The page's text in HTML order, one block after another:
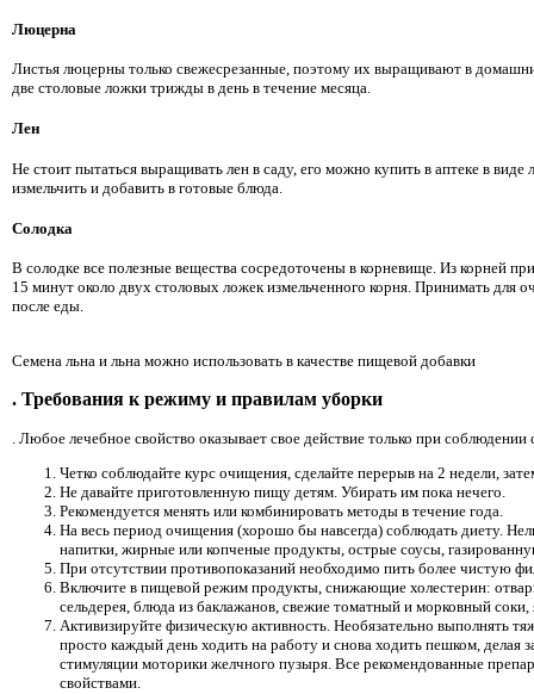
Люцерна
Листья люцерны только свежесрезанные, поэтому их выращивают в
две столовые ложки трижды в день в течение месяца.
Лен
Не стоит пытаться выращивать лен в саду, его можно купить в аптеке в виде
измельчить и добавить в готовые блюда.
Солодка
В солодке все полезные вещества сосредоточены в корневище. Из корней
15 минут около двух столовых ложек измельченного корня. Принимать для
после еды.
Семена льна и льна можно использовать в качестве пищевой добавки
. Требования к режиму и правилам уборки
. Любое лечебное свойство оказывает свое действие только при
Четко соблюдайте курс очищения, сделайте перерыв на 2 недели,
Не давайте приготовленную пищу детям. Убирать им пока нечего.
Рекомендуется менять или комбинировать методы в течение года.
На весь период очищения (хорошо бы навсегда) соблюдать диету.
напитки, жирные или копченые продукты, острые соусы,
При отсутствии противопоказаний необходимо пить более чистую
Включите в пищевой режим продукты, снижающие холестерин:
сельдерея, блюда из баклажанов, свежие томатный и морковный
Активизируйте физическую активность. Необязательно выполнять
просто каждый день ходить на работу и снова ходить пешком, делая
стимуляции моторики желчного пузыря. Все рекомендованные
свойствами.